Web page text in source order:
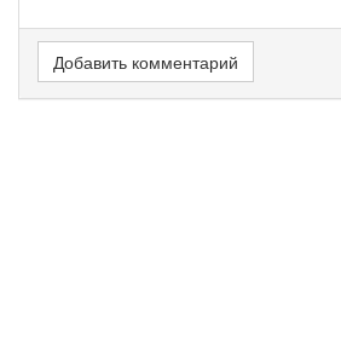
Добавить комментарий